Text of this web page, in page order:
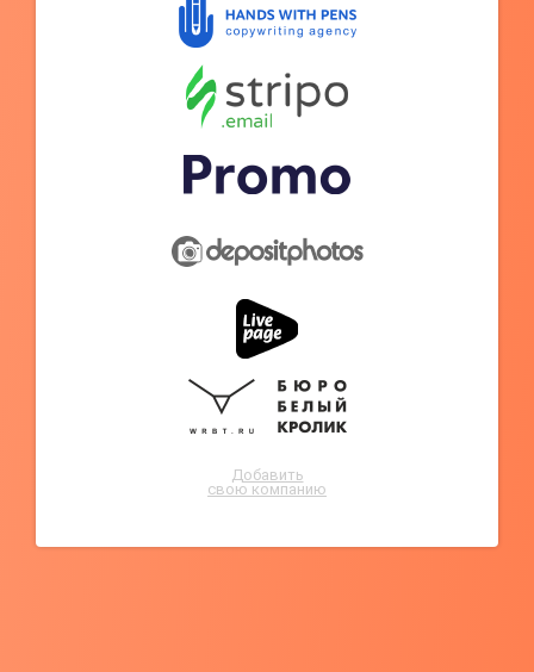
Добавить
свою компанию